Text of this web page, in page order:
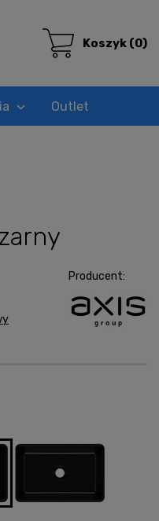
Koszyk (0)
Outlet
Producent: